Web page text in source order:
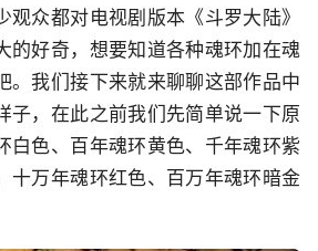
观众都对电视剧版本《斗罗大陆》
的好奇，想要知道各种魂环加在魂
。我们接下来就来聊聊这部作品中
子，在此之前我们先简单说一下原
白色、百年魂环黄色、千年魂环紫
十万年魂环红色、百万年魂环暗金